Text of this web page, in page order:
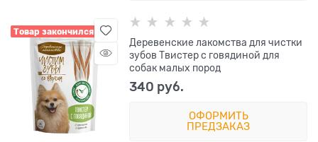
Товар закончился
Деревенские лакомства для чистки
зубов Твистер с говядиной для
собак малых пород
340 руб.
ОФОРМИТЬ
ПРЕДЗАКАЗ